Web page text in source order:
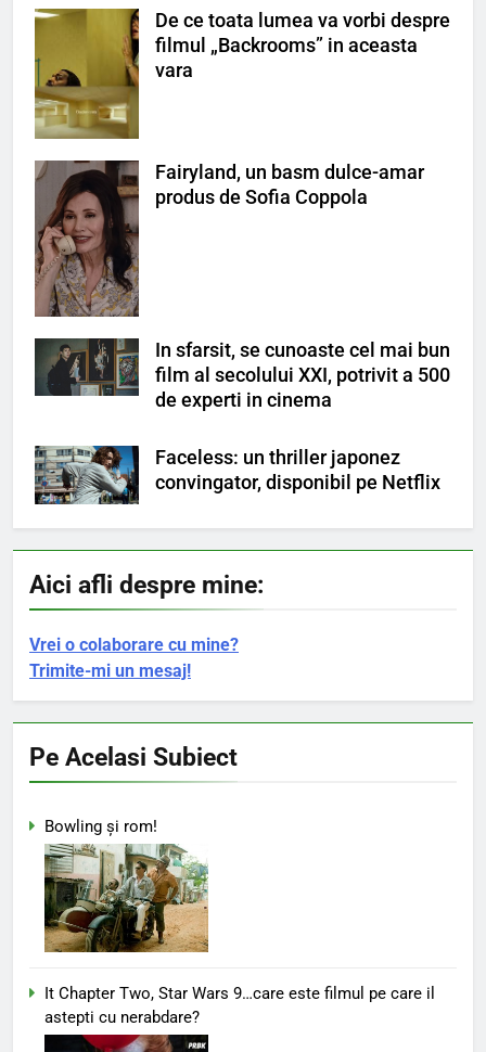
De ce toata lumea va vorbi despre
filmul „Backrooms” in aceasta
vara
Fairyland, un basm dulce-amar
produs de Sofia Coppola
In sfarsit, se cunoaste cel mai bun
film al secolului XXI, potrivit a 500
de experti in cinema
Faceless: un thriller japonez
convingator, disponibil pe Netflix
Aici afli despre mine:
Vrei o colaborare cu mine?
Trimite-mi un mesaj!
Pe Acelasi Subiect
Bowling şi rom!
It Chapter Two, Star Wars 9…care este filmul pe care il
astepti cu nerabdare?